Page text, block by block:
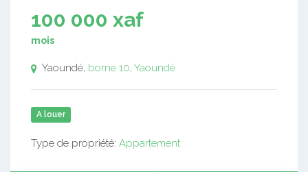
100 000 xaf
mois
Yaoundé, borne 10, Yaoundé
A louer
Type de propriété: Appartement